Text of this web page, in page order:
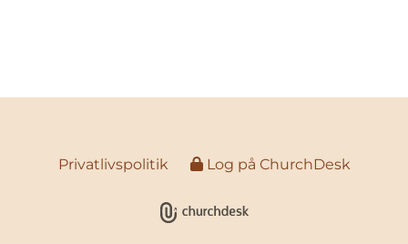
Privatlivspolitik Log på ChurchDesk